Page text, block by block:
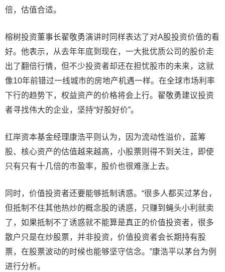
倍，估值合适。
榕树投资董事长翟敬勇演讲时同样表达了对A股投资价值的看
好。他表示，从去年年底到现在，一大批优质公司的股价走
出了翻倍行情，但不少投资者却还在担忧股市的未来，这就
像10年前错过一线城市的房地产机遇一样。在全球市场利率
下行的趋势下，权益资产的价格将会上行。翟敬勇建议投资
者寻找伟大的企业，坚持“好股好价”。
红岸资本基金经理康浩平则认为，因为流动性溢价，蓝筹
股、核心资产的估值越来越高，小股票则得不到关注，即使
只有只有十几倍的市盈率，股价也很难涨上去。
同时，价值投资者还要能够抵制诱惑。“很多人都买过茅台，
但抵制不住其他热炒的概念股的诱惑，只赚到蝇头小利就卖
了，如果抵制不了诱惑就不能算是真正的价值投资者，很多
散户只是在炒股票，并非投资，价值投资者会长期持有股
票，在股票波动的时候也能够坚守信念。”康浩平以茅台为例
进行分析。